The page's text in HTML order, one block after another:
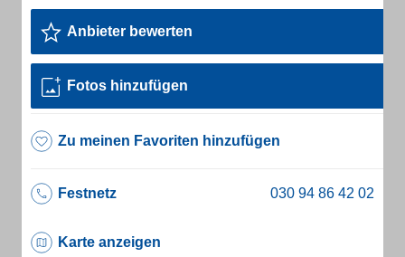
Anbieter bewerten
Fotos hinzufügen
Zu meinen Favoriten hinzufügen
Festnetz
Karte anzeigen